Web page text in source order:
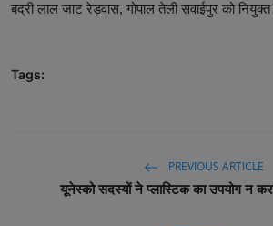
बद्री लाल जाट रेड़वास, गोपाल तेली सवाईपुर को
Tags:
PREVIOUS ARTICLE
यूनेस्को सदस्यों ने प्लास्टिक का उपयोग न